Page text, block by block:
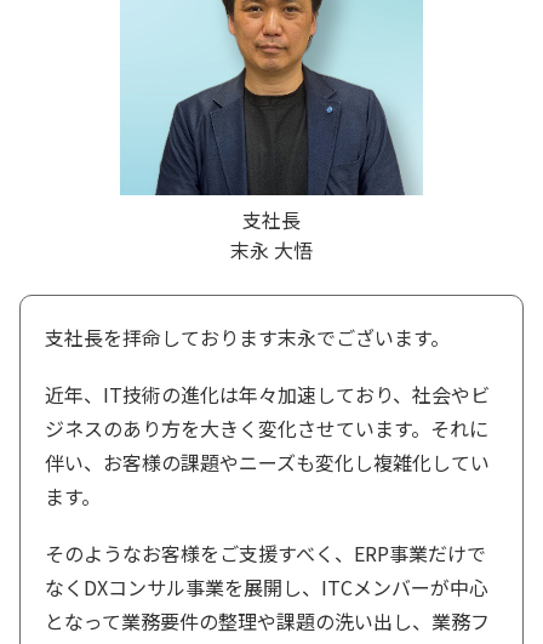
支社長
末永 大悟
支社長を拝命しております末永でございます。
近年、IT技術の進化は年々加速しており、社会やビ
ジネスのあり方を大きく変化させています。それに
伴い、お客様の課題やニーズも変化し複雑化してい
ます。
そのようなお客様をご支援すべく、ERP事業だけで
なくDXコンサル事業を展開し、ITCメンバーが中心
となって業務要件の整理や課題の洗い出し、業務フ